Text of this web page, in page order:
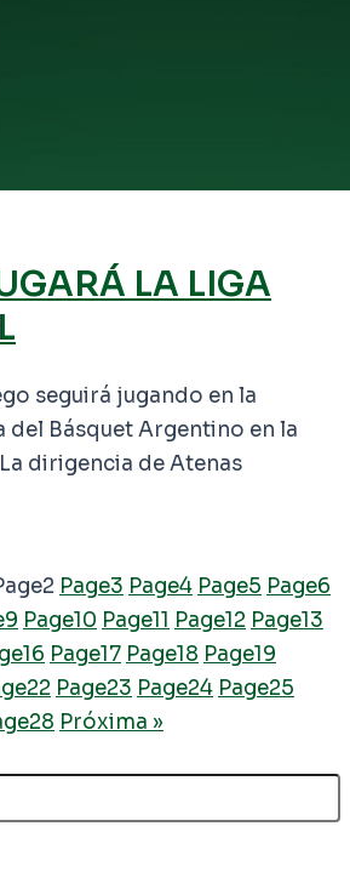
LA LIGA
seguirá jugando en la
del Básquet Argentino en la
dirigencia de Atenas
2 Page3 Page4 Page5 Page6
9 Page10 Page11 Page12 Page13
16 Page17 Page18 Page19
22 Page23 Page24 Page25
28 Próxima »